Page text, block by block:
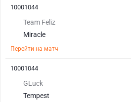
Team Feliz
Miracle
Перейти на матч
10001044
GLuck
Tempest
10001044